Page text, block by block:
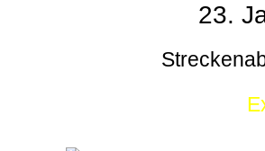
23.